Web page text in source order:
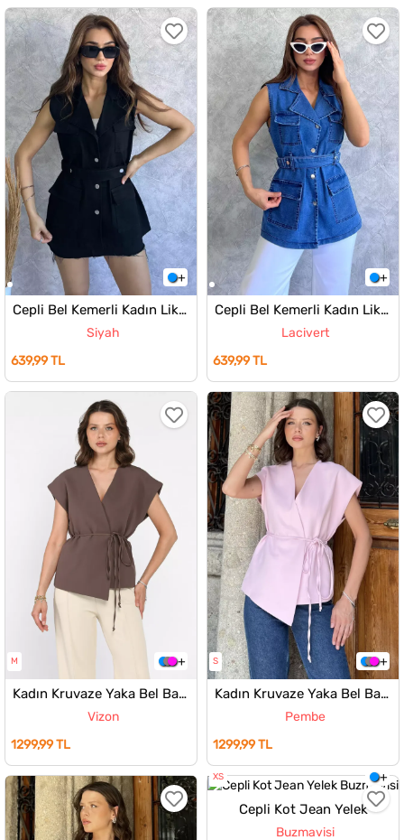
Cepli Bel Kemerli Kadın Likralı Jean Kot Yelek
Siyah
639,99 TL
Cepli Bel Kemerli Kadın Likralı Jean Kot Yelek
Lacivert
639,99 TL
M
Kadın Kruvaze Yaka Bel Bağlama Detaylı Astarlı Yelek
Vizon
1299,99 TL
S
Kadın Kruvaze Yaka Bel Bağlama Detaylı Astarlı Yelek
Pembe
1299,99 TL
XS
Cepli Kot Jean Yelek
Buzmavisi